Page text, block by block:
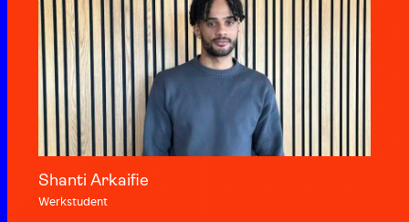
Shanti Arkaifie
Werkstudent